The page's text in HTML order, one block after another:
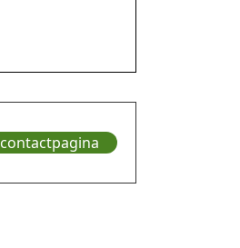
contactpagina